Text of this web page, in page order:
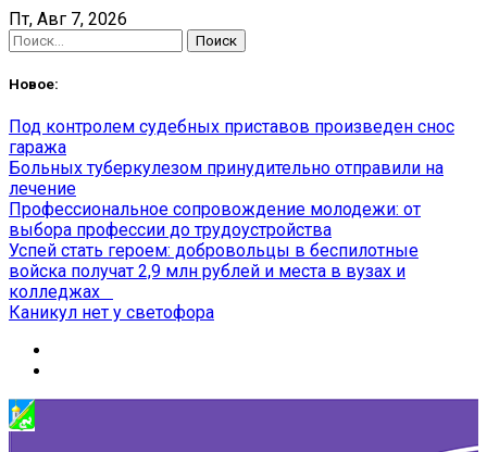
Skip
to
content
Пт, Авг 7, 2026
Найти:
Новое:
Под контролем судебных приставов произведен снос
гаража
Больных туберкулезом принудительно отправили на
лечение
Профессиональное сопровождение молодежи: от
выбора профессии до трудоустройства
Успей стать героем: добровольцы в беспилотные
войска получат 2,9 млн рублей и места в вузах и
колледжах
Каникул нет у светофора